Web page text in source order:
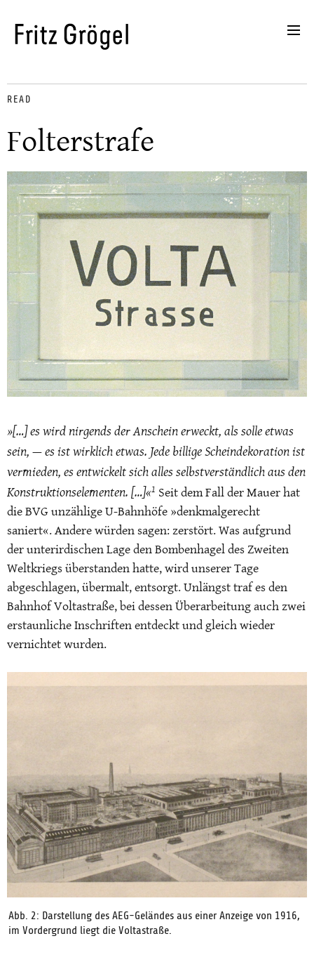
READ
Folterstrafe
»[…] es wird nirgends der Anschein erweckt, als solle etwas
sein, — es ist wirklich etwas. Jede billige Scheindekoration ist
vermieden, es entwickelt sich alles selbstverständlich aus den
Konstruktionselementen. […]«1 Seit dem Fall der Mauer hat
die BVG unzählige U-Bahnhöfe »denkmalgerecht
saniert«. Andere würden sagen: zerstört.Was aufgrund
der unterirdischen Lage den Bombenhagel des Zweiten
Weltkriegs überstanden hatte, wird unserer Tage
abgeschlagen, übermalt, entsorgt. Unlängst traf es den
Bahnhof Voltastraße, bei dessen Überarbeitung auch zwei
erstaunliche Inschriften entdeckt und gleich wieder
vernichtet wurden.
Abb. 2: Darstellung des AEG-Geländes aus einer Anzeige von 1916,
im Vordergrund liegt die Voltastraße.